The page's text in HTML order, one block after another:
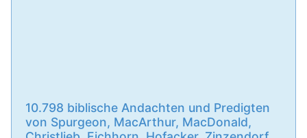
10.798 biblische Andachten und Predigten
von Spurgeon, MacArthur, MacDonald,